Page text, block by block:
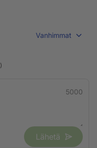
Vanhimmat
)
5000
Lähetä